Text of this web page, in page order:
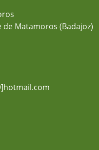
de Matamoros (Badajoz)